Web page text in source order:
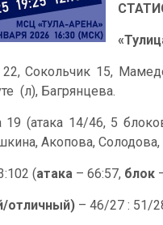
Сокольчик 15,
(л), Багрянцева.
19 (атака 14/46, 5
Акопова, Солодова,
(атака – 66:57, блок
отличный) – 46/27 : 51/